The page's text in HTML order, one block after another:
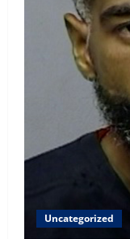
Uncategorized